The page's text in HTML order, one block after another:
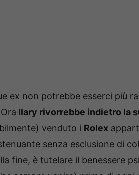
ex non potrebbe esserci più
Ilary rivorrebbe indietro la
venduto i Rolex
senza esclusione di
fine, è tutelare il benessere